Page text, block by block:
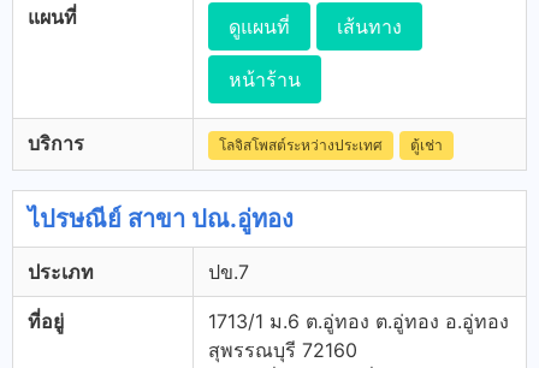
แผนที่ ดูแผนที่ เส้นทาง
หน้าร้าน
บริการ โลจิสโพสต์ระหว่างประเทศ ตู้เช่า
ไปรษณีย์ สาขา ปณ.อู่ทอง
ประเภท ปข.7
ที่อยู่
1713/1 ม.6 ต.อู่ทอง ต.อู่ทอง อ.อู่ทอง
สุพรรณบุรี 72160